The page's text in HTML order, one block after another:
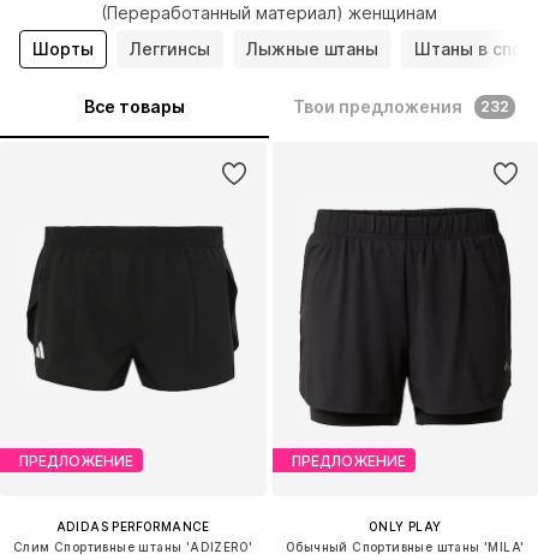
(Переработанный материал) женщинам
Шорты
Леггинсы Лыжные штаны Штаны в
Все товары Твои предложения 232
ПРЕДЛОЖЕНИЕ
ADIDAS PERFORMANCE
Слим Спортивные штаны 'ADIZERO'
ПРЕДЛОЖЕНИЕ
ONLY PLAY
Обычный Спортивные штаны 'MILA'